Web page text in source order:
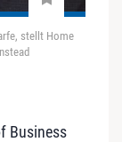
stellt Home
Business